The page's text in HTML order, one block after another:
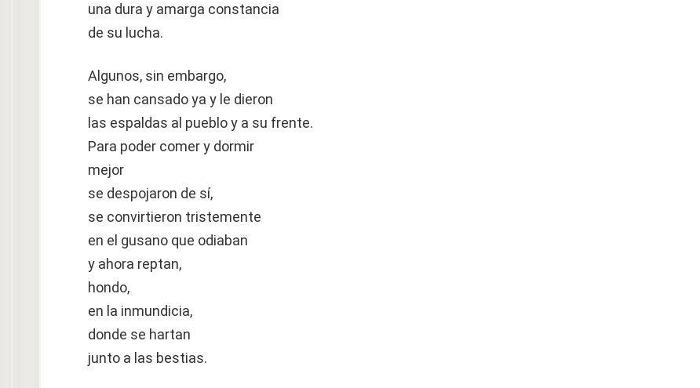
una dura y amarga constancia
de su lucha.
Algunos, sin embargo,
se han cansado ya y le dieron
las espaldas al pueblo y a su frente.
Para poder comer y dormir
mejor
se despojaron de sí,
se convirtieron tristemente
en el gusano que odiaban
y ahora reptan,
hondo,
en la inmundicia,
donde se hartan
junto a las bestias.